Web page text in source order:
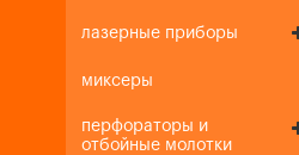
лазерные приборы
миксеры
перфораторы и
отбойные молотки